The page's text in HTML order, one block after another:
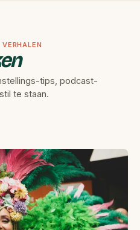
tips, podcast-
te staan.